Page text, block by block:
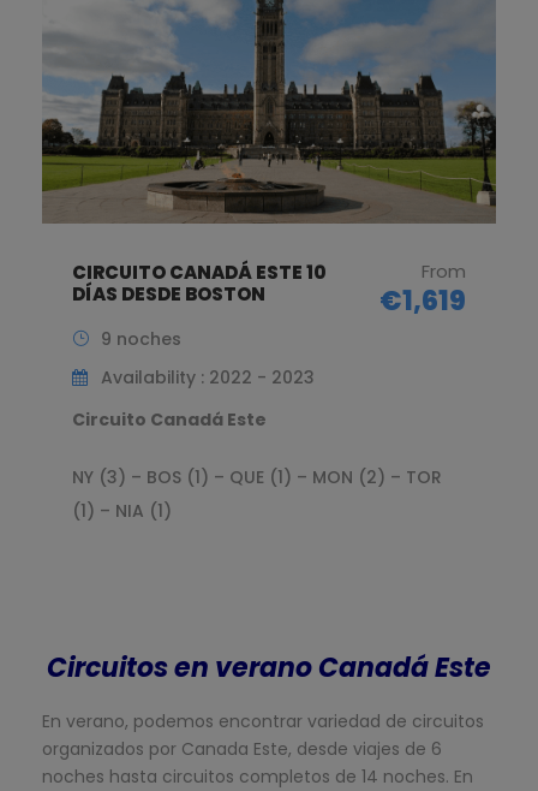
ESTE 10
From
€1,619
2022 - 2023
– QUE (1) – MON (2) – TOR
CIRCUITO
DESDE NEW
NY (3) – NIA (1) –
Circuitos en verano Canadá Este
En verano, podemos encontrar variedad de circuitos
organizados por Canada Este, desde viajes de 6
noches hasta circuitos completos de 14 noches. En